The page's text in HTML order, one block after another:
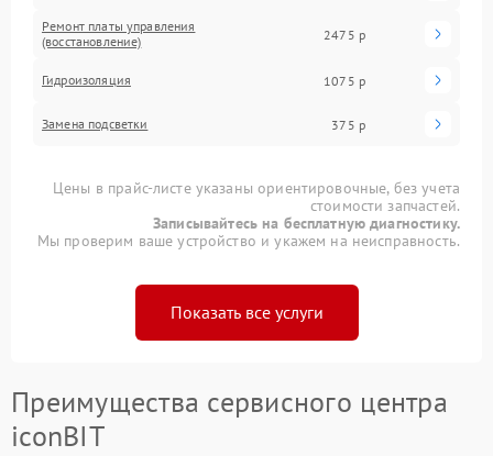
Ремонт платы управления
(восстановление)
2475 р
Гидроизоляция 1075 р
Замена подсветки 375 р
Цены в прайс-листе указаны ориентировочные, без учета
стоимости запчастей.
Записывайтесь на бесплатную диагностику.
Мы проверим ваше устройство и укажем на неисправность.
Показать все услуги
Преимущества сервисного центра
iconBIT